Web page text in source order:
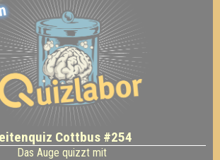
Cottbus #254
Das Auge quizzt mit